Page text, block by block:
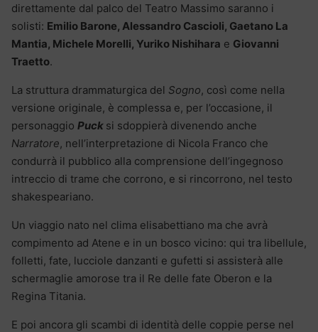
direttamente dal palco del Teatro Massimo saranno i
solisti: Emilio Barone, Alessandro Cascioli, Gaetano La
Mantia, Michele Morelli, Yuriko Nishihara e Giovanni
Traetto.
La struttura drammaturgica del Sogno, così come nella
versione originale, è complessa e, per l’occasione, il
personaggio Puck si sdoppierà divenendo anche
Narratore, nell’interpretazione di Nicola Franco che
condurrà il pubblico alla comprensione dell’ingegnoso
intreccio di trame che corrono, e si rincorrono, nel testo
shakespeariano.
Un viaggio nato nel clima elisabettiano ma che avrà
compimento ad Atene e in un bosco vicino: qui tra libellule,
folletti, fate, lucciole danzanti e gufetti si assisterà alle
schermaglie amorose tra il Re delle fate Oberon e la
Regina Titania.
E poi ancora gli scambi di identità delle coppie perse nel